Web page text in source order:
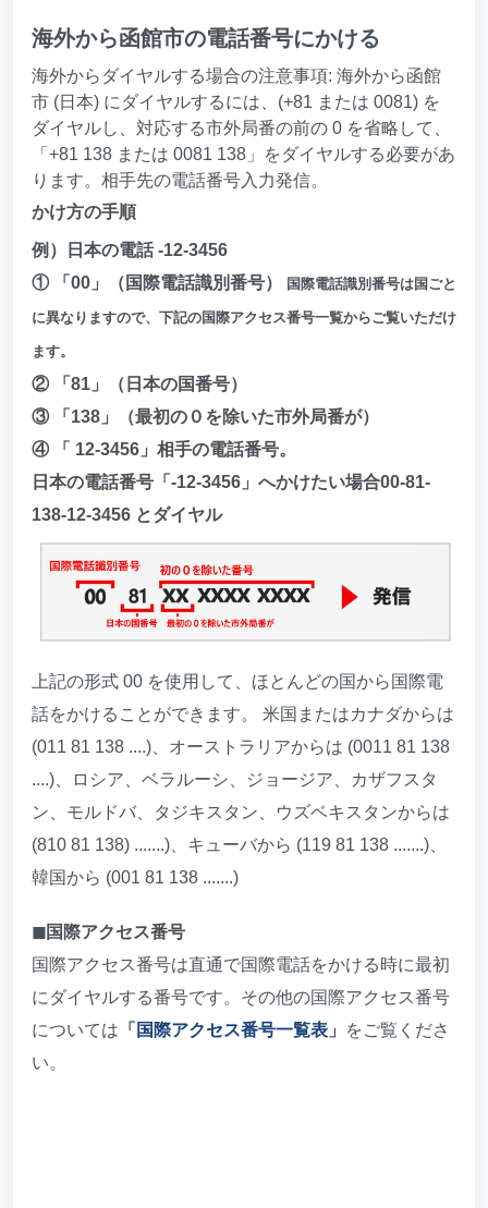
海外から函館市の電話番号にかける
海外からダイヤルする場合の注意事項: 海外から函館
市 (日本) にダイヤルするには、(+81 または 0081) を
ダイヤルし、対応する市外局番の前の 0 を省略して、
「+81 138 または 0081 138」をダイヤルする必要があ
ります。相手先の電話番号入力発信。
かけ方の手順
例）日本の電話 -12-3456
① 「00」（国際電話識別番号）
国際電話識別番号は国ごと
に異なりますので、下記の国際アクセス番号一覧からご覧いただけ
ます。
② 「81」（日本の国番号）
③ 「138」（最初の０を除いた市外局番が）
④ 「 12-3456」相手の電話番号。
日本の電話番号「-12-3456」へかけたい場合00-81-
138-12-3456 とダイヤル
上記の形式 00 を使用して、ほとんどの国から国際電
話をかけることができます。 米国またはカナダからは
(011 81 138 ....)、オーストラリアからは (0011 81 138
....)、ロシア、ベラルーシ、ジョージア、カザフスタ
ン、モルドバ、タジキスタン、ウズベキスタンからは
(810 81 138) .......)、キューバから (119 81 138 .......)、
韓国から (001 81 138 .......)
◼︎国際アクセス番号
国際アクセス番号は直通で国際電話をかける時に最初
にダイヤルする番号です。その他の国際アクセス番号
については 「 国際アクセス番号一覧表 」
をご覧くださ
い。